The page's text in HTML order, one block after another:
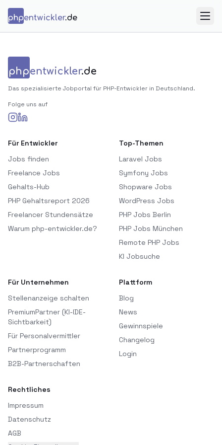
phpentwickler.de
phpentwickler.de
Das spezialisierte Jobportal für PHP-Entwickler in Deutschland.
Folge uns auf
Für Entwickler
Jobs finden
Freelance Jobs
Gehalts-Hub
PHP Gehaltsreport 2026
Freelancer Stundensätze
Warum php-entwickler.de?
Top-Themen
Laravel Jobs
Symfony Jobs
Shopware Jobs
WordPress Jobs
PHP Jobs Berlin
PHP Jobs München
Remote PHP Jobs
KI Jobsuche
Für Unternehmen
Stellenanzeige schalten
PremiumPartner (KI-IDE-
Sichtbarkeit)
Für Personalvermittler
Partnerprogramm
B2B-Partnerschaften
Plattform
Blog
News
Gewinnspiele
Changelog
Login
Rechtliches
Impressum
Datenschutz
AGB